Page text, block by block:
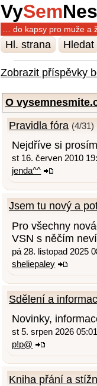
VySem
… do kapsy pro muže a
Hl. strana Hledat
Zobrazit příspěvky
O
Pravidla fóra (4/31)
Nejdříve si
st 16. červen 2010
jenda^^
Jsem tu nový a
Pro všechny
VSN s něčím
pá 28. listopad 2025
sheliepaley
Sdělení a
Novinky,
st 5. srpen 2026 05:01
p!p@
Kniha přání a